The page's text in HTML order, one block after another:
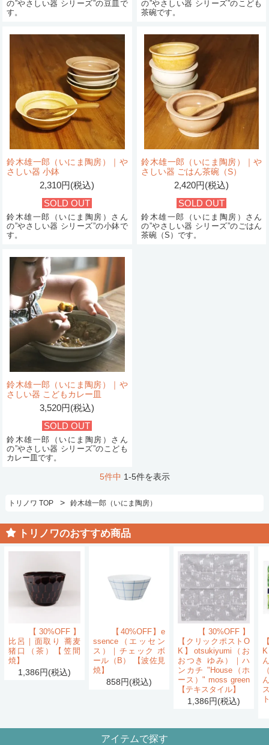
の”やさしい器 シリーズ”の豆皿で
す。
の”やさしい器 シリーズ”のこども
茶碗です。
鈴木雄一郎（いにま陶房）｜や
さしい器 小鉢
2,310円(税込)
SOLD OUT
鈴木雄一郎（いにま陶房）さん
の”やさしい器 シリーズ”の小鉢で
す。
鈴木雄一郎（いにま陶房）｜や
さしい器 ごはん茶碗（S）
2,420円(税込)
SOLD OUT
鈴木雄一郎（いにま陶房）さん
の”やさしい器 シリーズ”のごはん
茶碗（S）です。
鈴木雄一郎（いにま陶房）｜や
さしい器 こどもカレー皿
3,520円(税込)
SOLD OUT
鈴木雄一郎（いにま陶房）さん
の”やさしい器 シリーズ”のこども
カレー皿です。
5件中 1-5件を表示
トリノワ TOP > 鈴木雄一郎（いにま陶房）
トリノワのおすすめ商品
【30%OFF】
比呂｜面取り 蕎麦
猪口（茶）【笠間
焼】
1,386円(税込)
【40%OFF】e
ssence（エッセン
ス）｜チェック ボ
ール（B） 【波佐見
焼】
858円(税込)
【30%OFF】
【クリックポストO
K】otsukiyumi（お
おつき ゆみ）｜ハ
ンカチ "House（ホ
ース）" moss green
【テキスタイル】
1,386円(税込)
アイテムで探す